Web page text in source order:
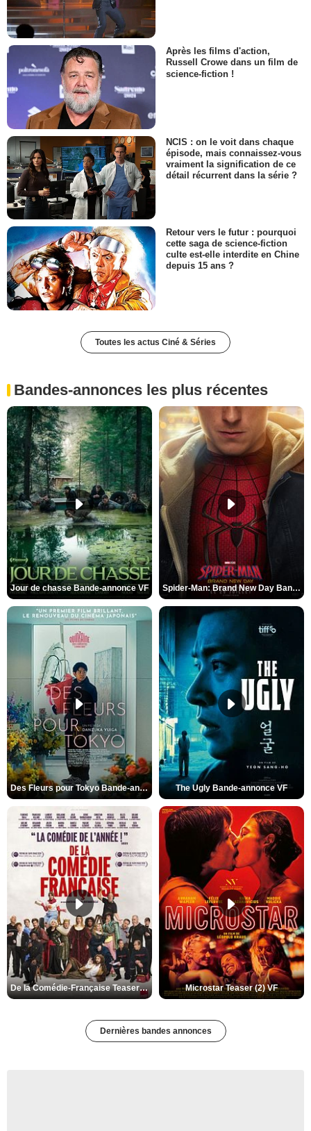
Après les films d'action,
Russell Crowe dans un film de
science-fiction !
NCIS : on le voit dans chaque
épisode, mais connaissez-vous
vraiment la signification de ce
détail récurrent dans la série ?
Retour vers le futur : pourquoi
cette saga de science-fiction
culte est-elle interdite en Chine
depuis 15 ans ?
Toutes les actus Ciné & Séries
Bandes-annonces les plus récentes
Jour de chasse Bande-annonce VF Spider-Man: Brand New Day Bande-annonce (3) VO STFR
Des Fleurs pour Tokyo Bande-annonce VO STFR The Ugly Bande-annonce VF
De la Comédie-Française Teaser (3) VF Microstar Teaser (2) VF
Dernières bandes annonces